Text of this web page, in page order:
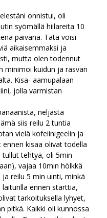
onnistui, oli
syömällä hiilareita 10
päivänä. Tätä voisi
aikaisemmaksi ja
mutta olen todennut
minimoi kuidun ja rasvan
Kisa- aamupalaan
jolla varmistan
neljästä
siis reilu 2 tuntia
vielä kofeiinigeelin ja
kisaa olivat todella
tullut tehtyä, oli 5min
vajaa 10min hölkkä
reilu 5 min uinti, minkä
ennen starttia,
tarkoituksella lyhyet,
pitkä. Kaikki oli kunnossa